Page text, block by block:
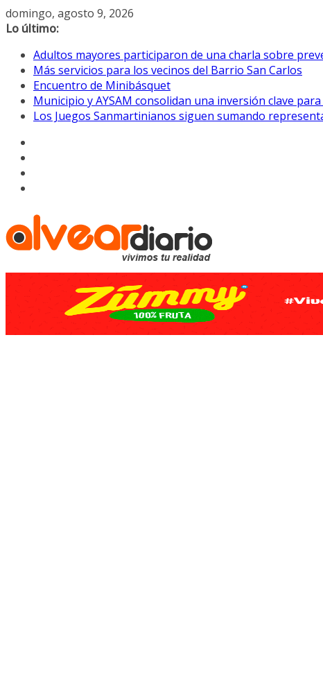
Saltar
al
domingo, agosto 9, 2026
Lo último:
Adultos mayores participaron de una charla sobre
Más servicios para los vecinos del Barrio San Carlos
Encuentro de Minibásquet
Municipio y AYSAM consolidan una inversión clave
Los Juegos Sanmartinianos siguen sumando